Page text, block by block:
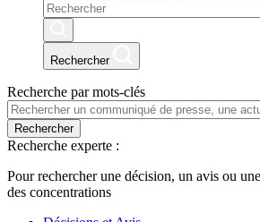
Rechercher
Recherche par mots-clés
Rechercher
Recherche experte :
Pour rechercher une décision, un avis ou
des concentrations